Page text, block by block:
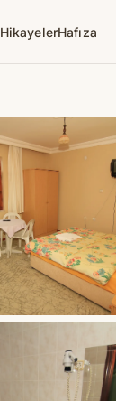
HikayelerHafıza